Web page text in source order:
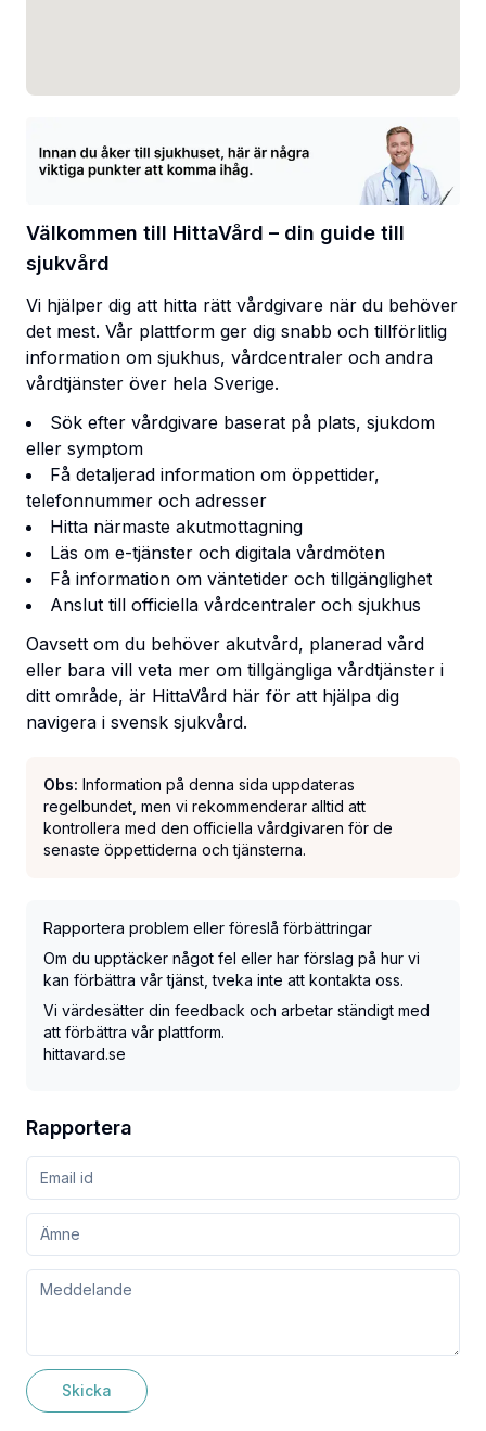
Välkommen till HittaVård – din guide till
sjukvård
Vi hjälper dig att hitta rätt vårdgivare när du behöver
det mest. Vår plattform ger dig snabb och tillförlitlig
information om sjukhus, vårdcentraler och andra
vårdtjänster över hela Sverige.
Sök efter vårdgivare baserat på plats, sjukdom
eller symptom
Få detaljerad information om öppettider,
telefonnummer och adresser
Hitta närmaste akutmottagning
Läs om e-tjänster och digitala vårdmöten
Få information om väntetider och tillgänglighet
Anslut till officiella vårdcentraler och sjukhus
Oavsett om du behöver akutvård, planerad vård
eller bara vill veta mer om tillgängliga vårdtjänster i
ditt område, är HittaVård här för att hjälpa dig
navigera i svensk sjukvård.
Obs: Information på denna sida uppdateras
regelbundet, men vi rekommenderar alltid att
kontrollera med den officiella vårdgivaren för de
senaste öppettiderna och tjänsterna.
Rapportera problem eller föreslå förbättringar
Om du upptäcker något fel eller har förslag på hur vi
kan förbättra vår tjänst, tveka inte att kontakta oss.
Vi värdesätter din feedback och arbetar ständigt med
att förbättra vår plattform.
hittavard.se
Rapportera
Skicka